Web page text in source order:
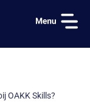
OAKK Skills?